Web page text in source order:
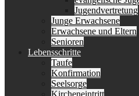
Jugendvertretung
Junge Erwachsene
Erwachsene und Eltern
Senioren
Lebensschritte
Taufe
Konfirmation
Seelsorge
Kircheneintritt